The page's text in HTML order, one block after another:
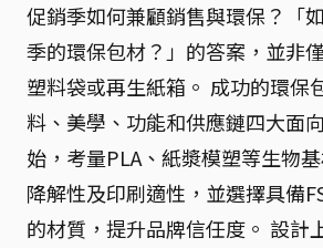
促銷季如何兼顧銷售與環保？「
季的環保包材？」的答案，並非
塑料袋或再生紙箱。 成功的環保
料、美學、功能和供應鏈四大面
始，考量PLA、紙漿模塑等生物
降解性及印刷適性，並選擇具備
的材質，提升品牌信任度。 設計